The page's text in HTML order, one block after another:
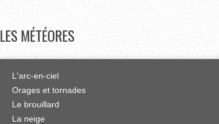
LESMÉTÉORES
L'arc-en-ciel
Orages et tornades
Le brouillard
La neige